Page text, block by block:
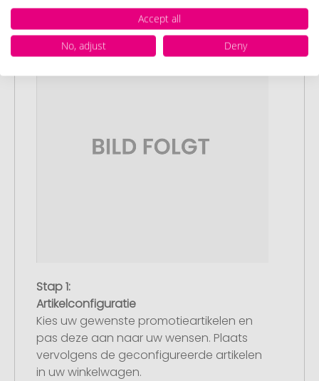
Stap 1:
Artikelconfiguratie
Kies uw gewenste promotieartikelen en
pas deze aan naar uw wensen. Plaats
vervolgens de geconfigureerde artikelen
in uw winkelwagen.
Accept all
No, adjust
Deny